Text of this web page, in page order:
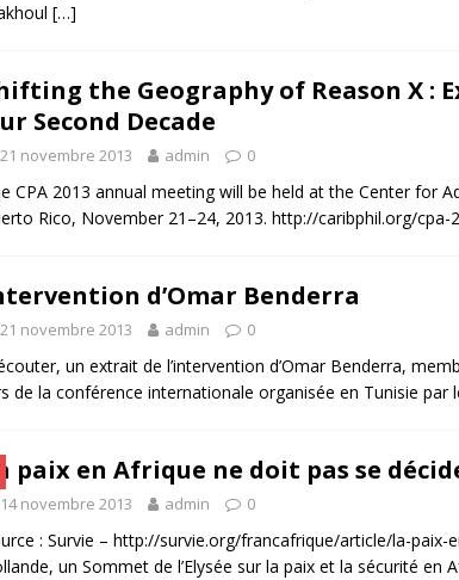
[…]
the Geography of Reason X
Second Decade
21 novembre 2013 admin 0
CPA 2013 annual meeting will be held at the Center for
Rico, November 21–24, 2013. http://caribphil.org/cpa-
d’Omar Benderra
21 novembre 2013 admin 0
un extrait de l’intervention d’Omar Benderra,
de la conférence internationale organisée en Tunisie par
paix en Afrique ne doit pas se
14 novembre 2013 admin 0
: Survie – http://survie.org/francafrique/article/la-paix-
un Sommet de l’Elysée sur la paix et la sécurité en